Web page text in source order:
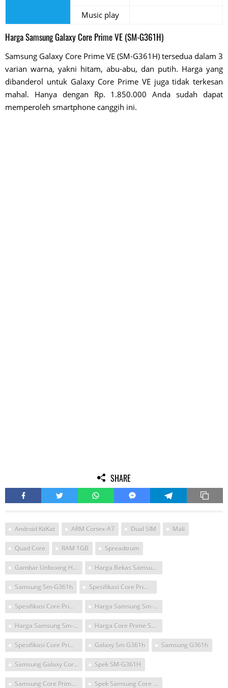
Music play
Harga Samsung Galaxy Core Prime VE (SM-G361H)
Samsung Galaxy Core Prime VE (SM-G361H) tersedua dalam 3
varian warna, yakni hitam, abu-abu, dan putih. Harga yang
dibanderol untuk Galaxy Core Prime VE juga tidak terkesan
mahal. Hanya dengan Rp. 1.850.000 Anda sudah dapat
memperoleh smartphone canggih ini.
SHARE
Android KitKat ARM Cortex-A7 Dual SIM Mali
Quad Core RAM 1GB Spreadtrum
Gambar Unboxing Hp Smartphone Samsung Galaxy Grand Prime Plus Harga Bekas Samsung Sm-G361h
Samsung Sm-G361h Spesifikasi Core Prime Ve Lte
Spesifikasi Core Prime Sm G 361h Harga Samsung Sm-G361h Specs
Harga Samsung Sm-G361h Specs 2016 Harga Core Prime Sm G361h
Spesifikasi Core Prime Harga Galaxy Sm G361h Samsung G361h
Samsung Galaxy Core Ve Spek SM-G361H
Samsung Core Prime Sm-G361h Spek Samsung Core Prime Sm-G361h